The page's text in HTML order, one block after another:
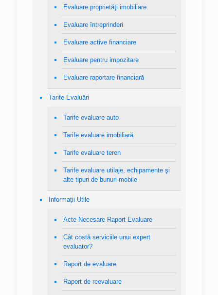
Evaluare proprietăţi imobiliare
Evaluare întreprinderi
Evaluare active financiare
Evaluare pentru impozitare
Evaluare raportare financiară
Tarife Evaluări
Tarife evaluare auto
Tarife evaluare imobiliară
Tarife evaluare teren
Tarife evaluare utilaje, echipamente şi
alte tipuri de bunuri mobile
Informaţii Utile
Acte Necesare Raport Evaluare
Cât costă serviciile unui expert
evaluator?
Raport de evaluare
Raport de reevaluare